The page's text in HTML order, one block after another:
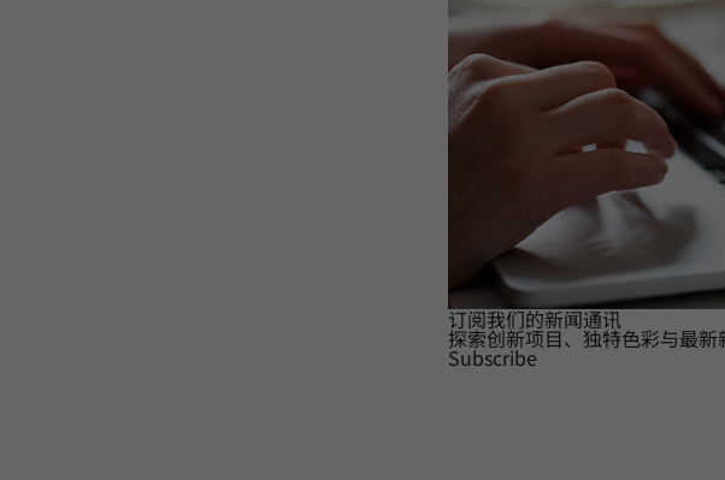
订阅我们的新闻通讯
探索创新项目、独特色彩与最新
Subscribe